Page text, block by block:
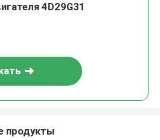
4D29G31
продукты